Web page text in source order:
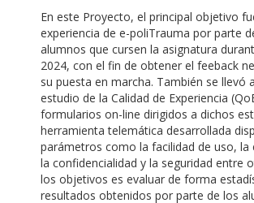
En este Proyecto, el principal objetivo
experiencia de e-poliTrauma por parte
alumnos que cursen la asignatura
2024, con el fin de obtener el feeback
su puesta en marcha. También se llevó
estudio de la Calidad de Experiencia
formularios on-line dirigidos a dichos
herramienta telemática desarrollada
parámetros como la facilidad de uso, la
la confidencialidad y la seguridad entre
los objetivos es evaluar de forma
resultados obtenidos por parte de los